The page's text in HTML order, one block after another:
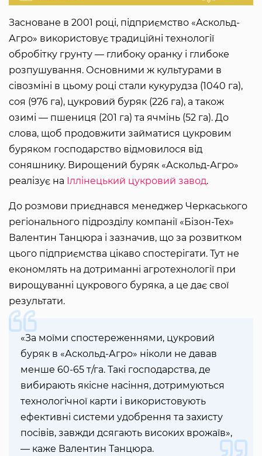
Засноване в 2001 році, підприємство «Аскольд-
Агро» використовує традиційні технології
обробітку грунту — глибоку оранку і глибоке
розпушування. Основними ж культурами в
сівозміні в цьому році стали кукурудза (1040 га),
соя (976 га), цукровий буряк (226 га), а також
озимі — пшениця (201 га) та ячмінь (52 га). До
слова, щоб продовжити займатися цукровим
буряком господарство відмовилося від
соняшнику. Вирощений буряк «Аскольд-Агро»
реалізує на Іллінецький цукровий завод.
До розмови приєднався менеджер Черкаського
регіонального підрозділу компанії «Бізон-Тех»
Валентин Танцюра і зазначив, що за розвитком
цього підприємства цікаво спостерігати. Тут не
економлять на дотриманні агротехнології при
вирощуванні цукрового буряка, а це дає свої
результати.
«За моїми спостереженнями, цукровий
буряк в «Аскольд-Агро» ніколи не давав
менше 60-65 т/га. Такі господарства, де
вибирають якісне насіння, дотримуються
технологічної карти і використовують
ефективні системи удобрення та захисту
посівів, завжди дсягають високих врожаїв»,
— каже Валентин Танцюра.